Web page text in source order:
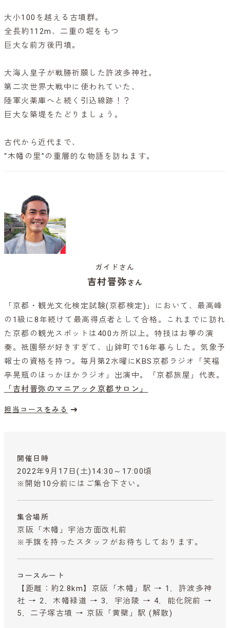
大小100を越える古墳群。
全長約112m、二重の堀をもつ
巨大な前方後円墳。
大海人皇子が戦勝祈願した許波多神社。
第二次世界大戦中に使われていた、
陸軍火薬庫へと続く引込線跡！？
巨大な築堤をたどりましょう。
古代から近代まで、
“木幡の里”の重層的な物語を訪ねます。
ガイドさん
吉村晋弥さん
「京都・観光文化検定試験(京都検定)」において、最高峰
の1級に8年続けて最高得点者として合格。これまでに訪れ
た京都の観光スポットは400カ所以上。特技はお箏の演
奏。祇園祭が好きすぎて、山鉾町で16年暮らした。気象予
報士の資格を持つ。毎月第2水曜にKBS京都ラジオ「笑福
亭晃瓶のほっかほかラジオ」出演中。「京都旅屋」代表。
「吉村晋弥のマニアック京都サロン」
担当コースをみる
開催日時
2022年9月17日(土)14:30～17:00頃
※開始10分前にはご集合下さい。
集合場所
京阪「木幡」宇治方面改札前
※手旗を持ったスタッフがお待ちしております。
コースルート
【距離：約2.8km】京阪「木幡」駅 → 1．許波多神
社 → 2．木幡緑道 → 3．宇治陵 → 4．能化院前 →
5．二子塚古墳 → 京阪「黄檗」駅 (解散)